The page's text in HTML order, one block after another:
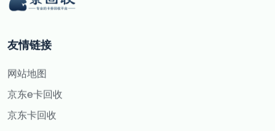
友情链接
网站地图
京东e卡回收
京东卡回收